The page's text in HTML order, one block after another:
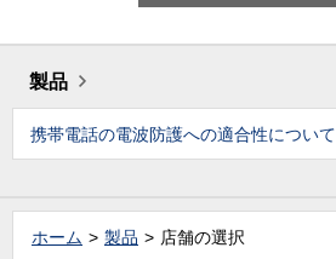
製品
携帯電話の電波防護への適合性について
ホーム 製品 店舗の選択